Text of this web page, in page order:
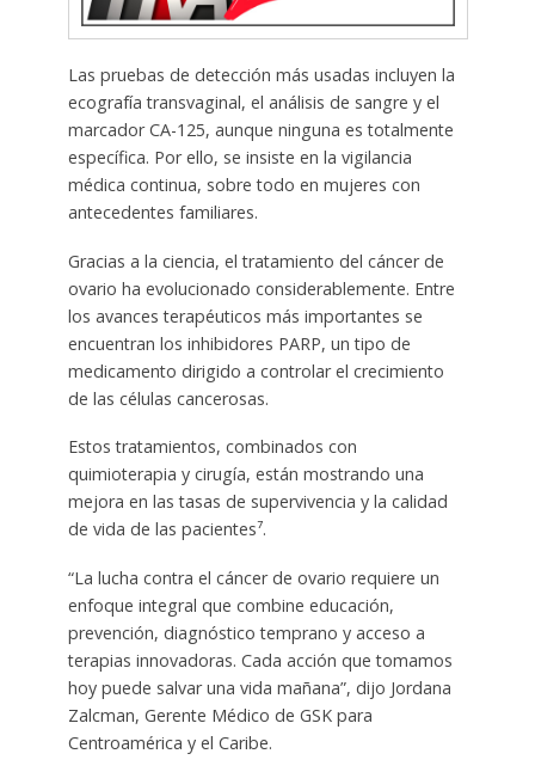
Las pruebas de detección más usadas incluyen la
ecografía transvaginal, el análisis de sangre y el
marcador CA-125, aunque ninguna es totalmente
específica. Por ello, se insiste en la vigilancia
médica continua, sobre todo en mujeres con
antecedentes familiares.
Gracias a la ciencia, el tratamiento del cáncer de
ovario ha evolucionado considerablemente. Entre
los avances terapéuticos más importantes se
encuentran los inhibidores PARP, un tipo de
medicamento dirigido a controlar el crecimiento
de las células cancerosas.
Estos tratamientos, combinados con
quimioterapia y cirugía, están mostrando una
mejora en las tasas de supervivencia y la calidad
de vida de las pacientes⁷.
“La lucha contra el cáncer de ovario requiere un
enfoque integral que combine educación,
prevención, diagnóstico temprano y acceso a
terapias innovadoras. Cada acción que tomamos
hoy puede salvar una vida mañana”, dijo Jordana
Zalcman, Gerente Médico de GSK para
Centroamérica y el Caribe.